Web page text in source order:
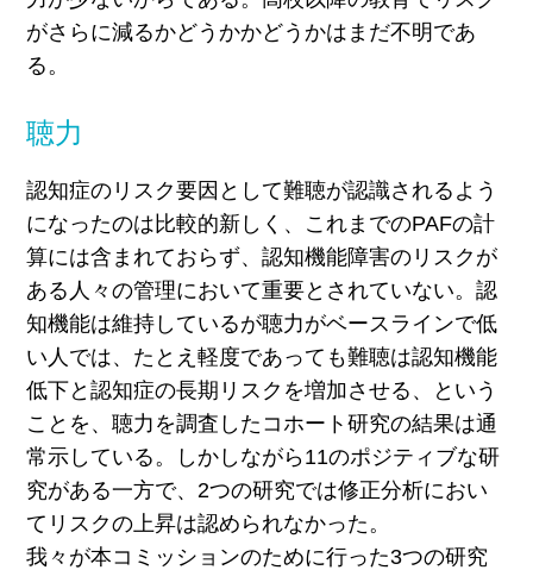
がさらに減るかどうかかどうかはまだ不明であ
る。
聴力
認知症のリスク要因として難聴が認識されるよう
になったのは比較的新しく、これまでのPAFの計
算には含まれておらず、認知機能障害のリスクが
ある人々の管理において重要とされていない。認
知機能は維持しているが聴力がベースラインで低
い人では、たとえ軽度であっても難聴は認知機能
低下と認知症の長期リスクを増加させる、とい う
ことを、聴力を調査したコホート研究の結果は通
常示している。しかしながら11のポジティブな研
究がある一方で、2つの研究では修正分析におい
てリスクの上昇は認められなかった。
我々が本コミッションのために行った3つの研究